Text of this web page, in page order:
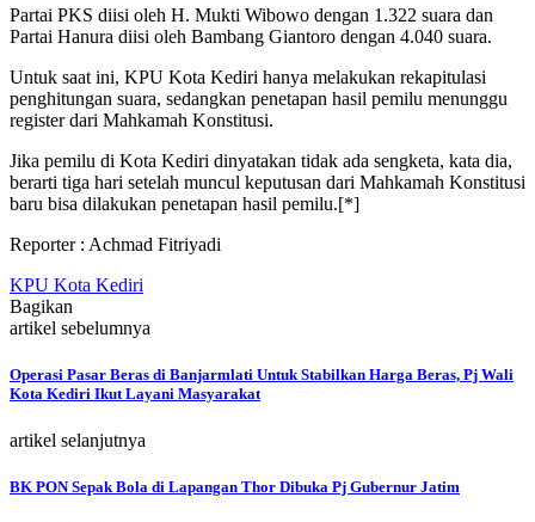
Partai PKS diisi oleh H. Mukti Wibowo dengan 1.322 suara dan
Partai Hanura diisi oleh Bambang Giantoro dengan 4.040 suara.
Untuk saat ini, KPU Kota Kediri hanya melakukan rekapitulasi
penghitungan suara, sedangkan penetapan hasil pemilu menunggu
register dari Mahkamah Konstitusi.
Jika pemilu di Kota Kediri dinyatakan tidak ada sengketa, kata dia,
berarti tiga hari setelah muncul keputusan dari Mahkamah Konstitusi
baru bisa dilakukan penetapan hasil pemilu.[*]
Reporter : Achmad Fitriyadi
KPU Kota Kediri
Bagikan
artikel sebelumnya
Operasi Pasar Beras di Banjarmlati Untuk Stabilkan Harga Beras, Pj Wali
Kota Kediri Ikut Layani Masyarakat
artikel selanjutnya
BK PON Sepak Bola di Lapangan Thor Dibuka Pj Gubernur Jatim